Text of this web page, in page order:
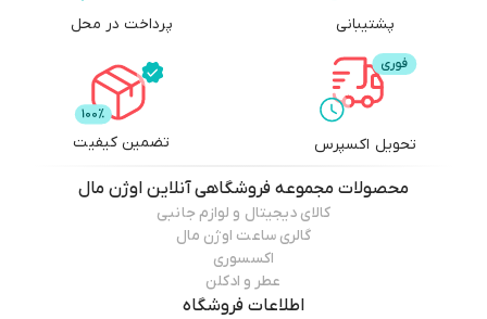
پشتیبانی پرداخت در محل
تحویل اکسپرس تضمین کیفیت
محصولات مجموعه فروشگاهی آنلاین اوژن مال
کالای دیجیتال و لوازم جانبی
گالری ساعت اوژن مال
اکسسوری
عطر و ادکلن
اطلاعات فروشگاه